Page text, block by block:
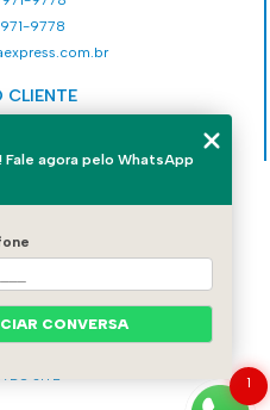
9778
CLIENTE
SOMOS
DO SITE
1
Fale agora pelo WhatsApp
CONVERSA